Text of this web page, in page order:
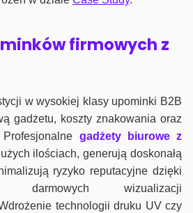
firmowych z
w wysokiej klasy upominki B2B
gadżetu, koszty znakowania oraz
Profesjonalne gadżety biurowe z
ilościach, generują doskonałą
ryzyko reputacyjne dzięki
darmowych wizualizacji
technologii druku UV czy